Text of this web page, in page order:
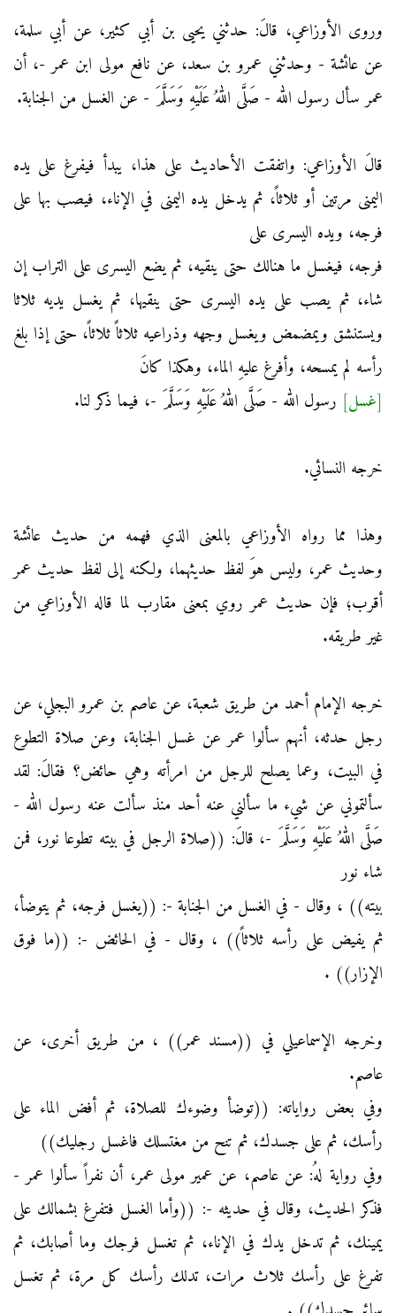
وروى الأوزاعي، قالَ: حدثني يحيى بن أبي كثير، عن أبي سلمة،
عن عائشة - وحدثني عمرو بن سعد، عن نافع مولى ابن عمر -، أن
عمر سأل رسول الله - صَلَّى اللهُ عَلَيْهِ وَسَلَّمَ - عن الغسل من الجنابة.
قالَ الأوزاعي: واتفقت الأحاديث على هذا، يبدأ فيفرغ على يده
اليمنى مرتين أو ثلاثاً، ثم يدخل يده اليمنى في الإناء، فيصب بها على
فرجه، ويده اليسرى على
فرجه، فيغسل ما هنالك حتى ينقيه، ثم يضع اليسرى على التراب إن
شاء، ثم يصب على يده اليسرى حتى ينقيها، ثم يغسل يديه ثلاثا
ويستنشق ويمضمض ويغسل وجهه وذراعيه ثلاثاً ثلاثاً، حتى إذا بلغ
رأسه لم يمسحه، وأفرغ عليهِ الماء، وهكذا كانَ
[غسل] رسول الله - صَلَّى اللهُ عَلَيْهِ وَسَلَّمَ -، فيما ذكر لنا.
خرجه النسائي.
وهذا مما رواه الأوزاعي بالمعنى الذي فهمه من حديث عائشة
وحديث عمر، وليس هوَ لفظ حديثهما، ولكنه إلى لفظ حديث عمر
أقرب؛ فإن حديث عمر روي بمعنى مقارب لما قاله الأوزاعي من
غير طريقه.
خرجه الإمام أحمد من طريق شعبة، عن عاصم بن عمرو البجلي، عن
رجل حدثه، أنهم سألوا عمر عن غسل الجنابة، وعن صلاة التطوع
في البيت، وعما يصلح للرجل من امرأته وهي حائض؟ فقالَ: لقد
سألتموني عن شيء ما سألني عنه أحد منذ سألت عنه رسول الله -
صَلَّى اللهُ عَلَيْهِ وَسَلَّمَ -، قالَ: ((صلاة الرجل في بيته تطوعا نور، فمن
شاء نور
بيته)) ، وقال - في الغسل من الجنابة -: ((يغسل فرجه، ثم يتوضأ،
ثم يفيض على رأسه ثلاثاً)) ، وقال - في الحائض -: ((ما فوق
الإزار)) .
وخرجه الإسماعيلي في ((مسند عمر)) ، من طريق أخرى، عن
عاصم.
وفي بعض رواياته: ((توضأ وضوءك للصلاة، ثم أفض الماء على
رأسك، ثم على جسدك، ثم تنح من مغتسلك فاغسل رجليك))
وفي رواية لهُ: عن عاصم، عن عمير مولى عمر، أن نفراً سألوا عمر -
فذكر الحديث، وقال في حديثه -: ((وأما الغسل فتفرغ بشمالك على
يمينك، ثم تدخل يدك في الإناء، ثم تغسل فرجك وما أصابك، ثم
تفرغ على رأسك ثلاث مرات، تدلك رأسك كل مرة، ثم تغسل